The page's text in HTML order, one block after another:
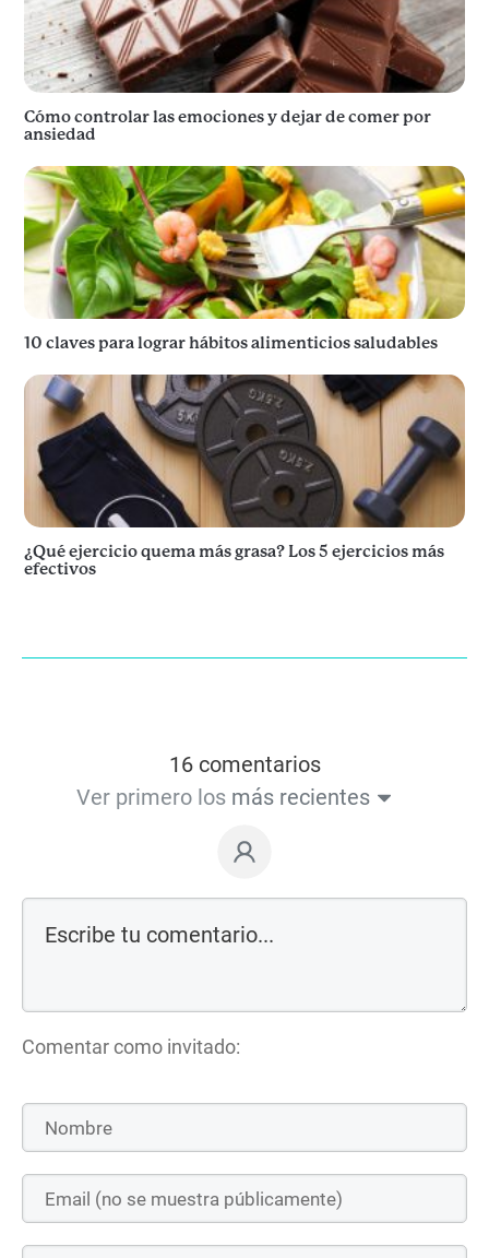
Cómo controlar las emociones y dejar de comer por
ansiedad
10 claves para lograr hábitos alimenticios saludables
¿Qué ejercicio quema más grasa? Los 5 ejercicios más
efectivos
16 comentarios
Ver primero los más recientes
Comentar como invitado: